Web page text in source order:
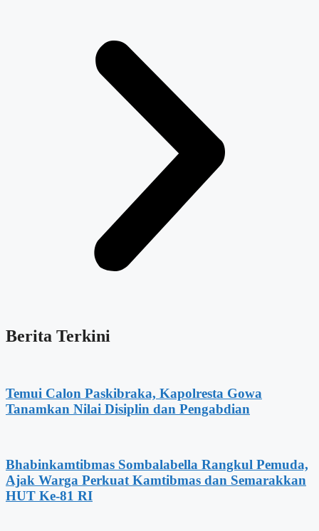
Berita Terkini
Temui Calon Paskibraka, Kapolresta Gowa
Tanamkan Nilai Disiplin dan Pengabdian
Bhabinkamtibmas Sombalabella Rangkul Pemuda,
Ajak Warga Perkuat Kamtibmas dan Semarakkan
HUT Ke-81 RI